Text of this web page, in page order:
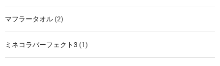
マフラータオル (2)
ミネコラパーフェクト3 (1)